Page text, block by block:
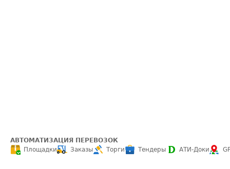
АВТОМАТИЗАЦИЯ ПЕРЕВОЗОК
Площадки
Заказы Торги Тендеры АТИ-Доки